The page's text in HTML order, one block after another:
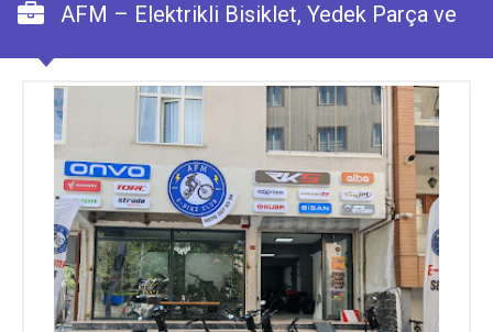
AFM – Elektrikli Bisiklet, Yedek Parça ve
Aksesuar Satış Mağazası / Yetkili Servis /
TEST MERKEZİ